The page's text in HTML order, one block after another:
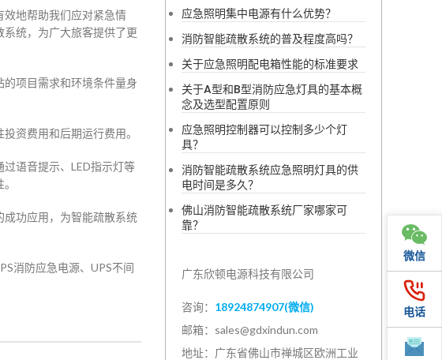
地帮助我们应对紧急情
统，为广大旅客提供了更
项目需求和环境条件量身
资费用和后期运行费用。
语音提示、LED指示灯等
功应用，为智能疏散系统
消防应急电源、UPS不间
应急照明集中电源有什么优势？
消防智能疏散系统的普及程度高吗？
关于应急照明配电箱性能的标准要求
关于A型和B型消防应急灯具的基本概
念及选型配置原则
应急照明控制器可以控制多少个灯
具？
消防智能疏散系统应急照明灯具的供
电时间是多久？
佛山消防智能疏散系统厂家哪家可
靠？
广东欣顿电源科技有限公司
咨询： 18924874907(微信)
邮箱：sales@gdxindun.com
地址：广东省佛山市禅城区欧洲工业
微信
电话